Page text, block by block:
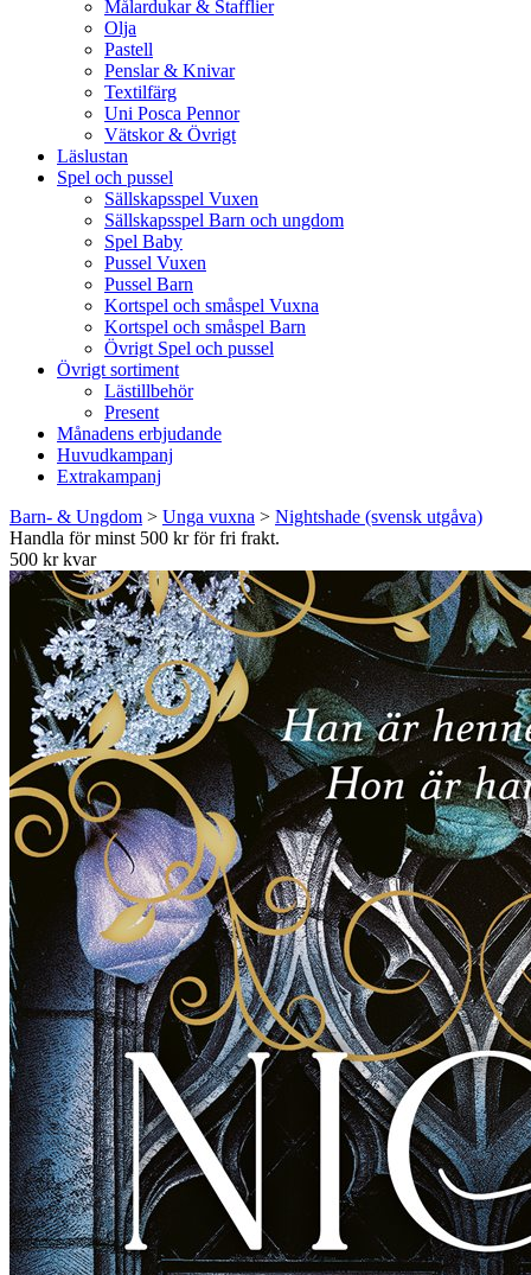
Målardukar & Stafflier
Olja
Pastell
Penslar & Knivar
Textilfärg
Uni Posca Pennor
Vätskor & Övrigt
Läslustan
Spel och pussel
Sällskapsspel Vuxen
Sällskapsspel Barn och ungdom
Spel Baby
Pussel Vuxen
Pussel Barn
Kortspel och småspel Vuxna
Kortspel och småspel Barn
Övrigt Spel och pussel
Övrigt sortiment
Lästillbehör
Present
Månadens erbjudande
Huvudkampanj
Extrakampanj
Barn- & Ungdom > Unga vuxna > Nightshade (svensk utgåva)
Handla för minst 500 kr för fri frakt.
500 kr kvar